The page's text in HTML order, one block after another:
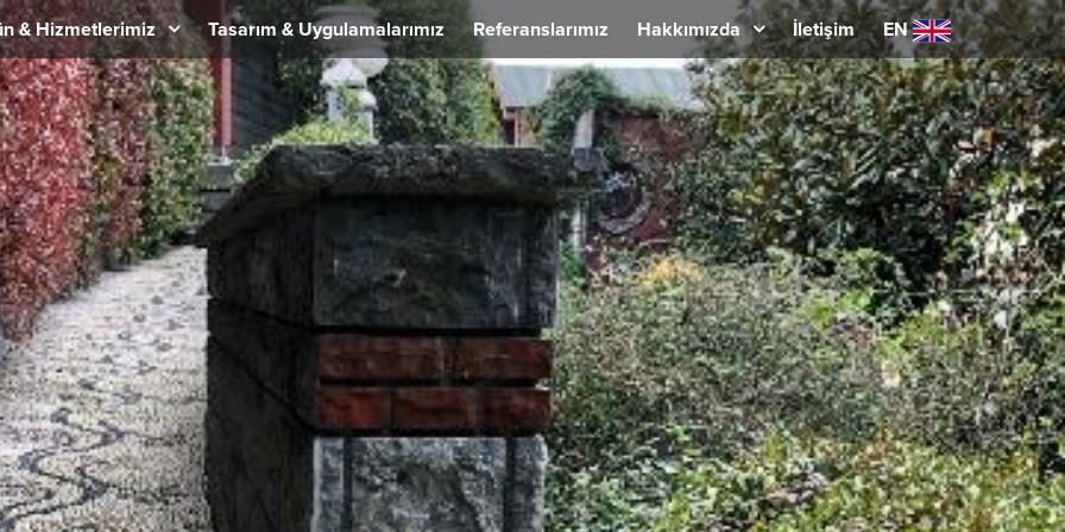
& Hizmetlerimiz Tasarım & Uygulamalarımız Referanslarımız Hakkımızda İletişim EN